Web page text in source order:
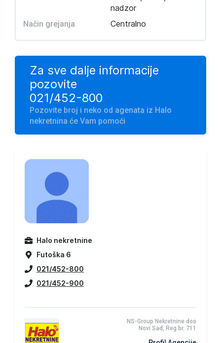
nadzor
Način grejanja Centralno
Za sve dalje informacije
pozovite
021/452-800
Pozovite broj i neko od agenata iz Halo
nekretnina će Vam pomoći
Halo nekretnine
Futoška 6
021/452-800
021/452-900
NS-Group Nekretnine doo
Novi Sad, Reg.br. 711